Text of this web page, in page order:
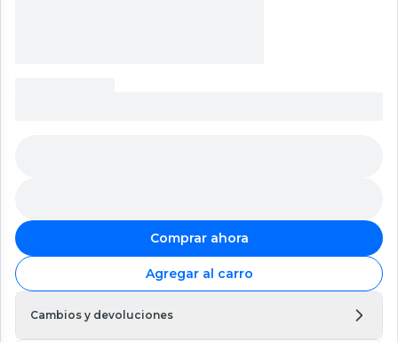
Comprar ahora
Agregar al carro
Cambios y devoluciones